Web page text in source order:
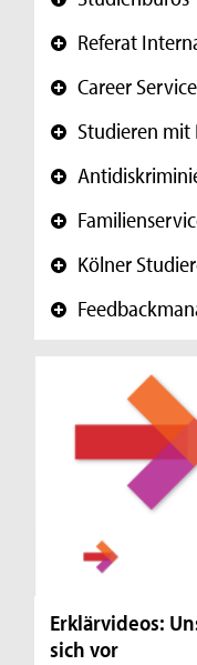
+ Referat
+ Career Service
+ Studieren
+
+
+ Kölner
+
Erklärvideos:
sich vor